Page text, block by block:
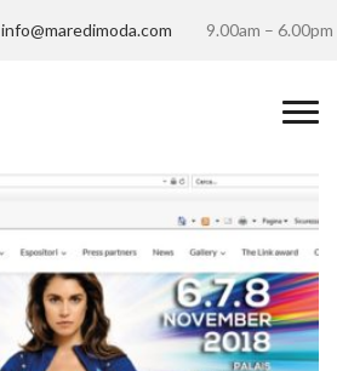
info@maredimoda.com 9.00am – 6.00pm